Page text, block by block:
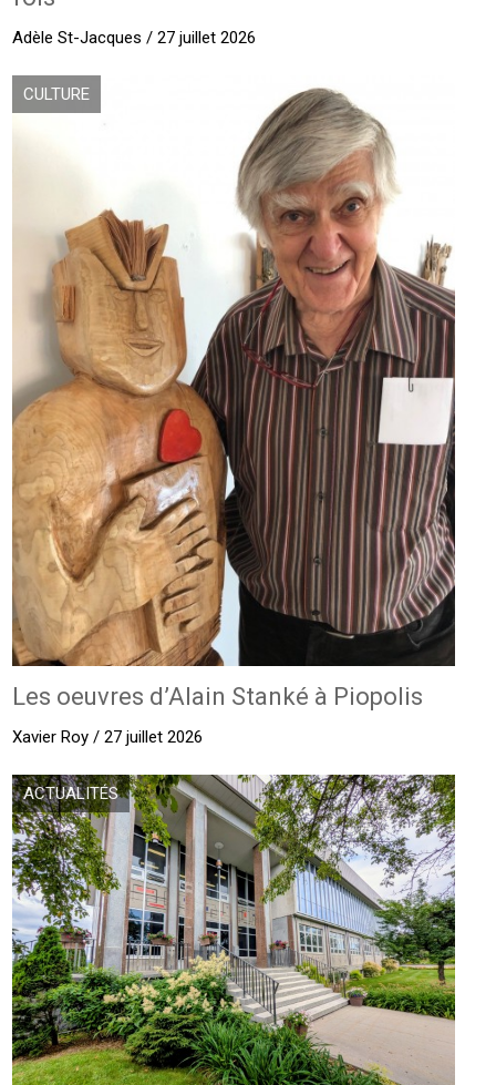
Adèle St-Jacques / 27 juillet 2026
CULTURE
Les oeuvres d’Alain Stanké à Piopolis
Xavier Roy / 27 juillet 2026
ACTUALITÉS